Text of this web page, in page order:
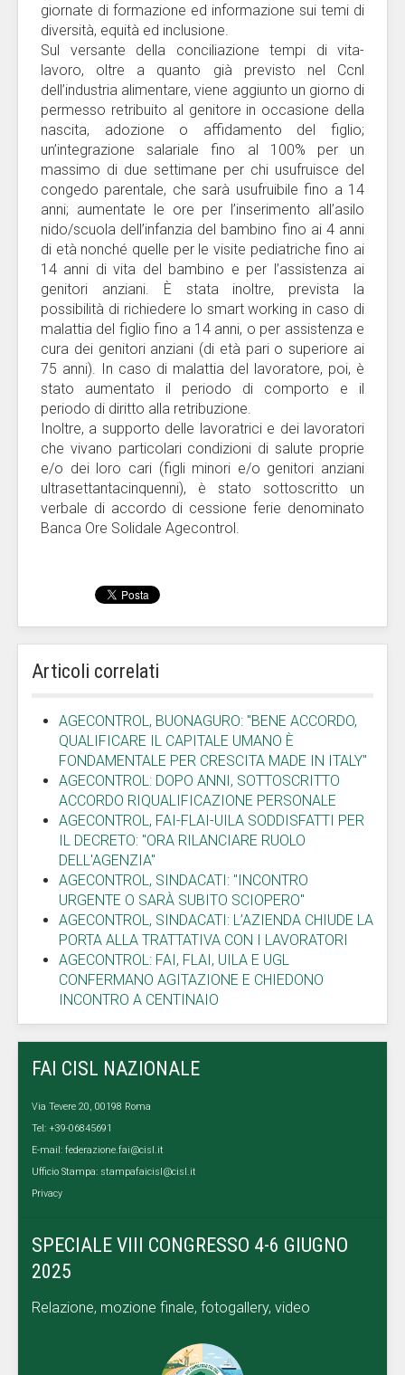
giornate di formazione ed informazione sui temi di
diversità, equità ed inclusione.
Sul versante della conciliazione tempi di vita-
lavoro, oltre a quanto già previsto nel Ccnl
dell’industria alimentare, viene aggiunto un giorno di
permesso retribuito al genitore in occasione della
nascita, adozione o affidamento del figlio;
un’integrazione salariale fino al 100% per un
massimo di due settimane per chi usufruisce del
congedo parentale, che sarà usufruibile fino a 14
anni; aumentate le ore per l’inserimento all’asilo
nido/scuola dell’infanzia del bambino fino ai 4 anni
di età nonché quelle per le visite pediatriche fino ai
14 anni di vita del bambino e per l’assistenza ai
genitori anziani. È stata inoltre, prevista la
possibilità di richiedere lo smart working in caso di
malattia del figlio fino a 14 anni, o per assistenza e
cura dei genitori anziani (di età pari o superiore ai
75 anni). In caso di malattia del lavoratore, poi, è
stato aumentato il periodo di comporto e il
periodo di diritto alla retribuzione.
Inoltre, a supporto delle lavoratrici e dei lavoratori
che vivano particolari condizioni di salute proprie
e/o dei loro cari (figli minori e/o genitori anziani
ultrasettantacinquenni), è stato sottoscritto un
verbale di accordo di cessione ferie denominato
Banca Ore Solidale Agecontrol.
Articoli correlati
AGECONTROL, BUONAGURO: "BENE ACCORDO,
QUALIFICARE IL CAPITALE UMANO È
FONDAMENTALE PER CRESCITA MADE IN ITALY"
AGECONTROL: DOPO ANNI, SOTTOSCRITTO
ACCORDO RIQUALIFICAZIONE PERSONALE
AGECONTROL, FAI-FLAI-UILA SODDISFATTI PER
IL DECRETO: "ORA RILANCIARE RUOLO
DELL'AGENZIA"
AGECONTROL, SINDACATI: "INCONTRO
URGENTE O SARÀ SUBITO SCIOPERO"
AGECONTROL, SINDACATI: L’AZIENDA CHIUDE LA
PORTA ALLA TRATTATIVA CON I LAVORATORI
AGECONTROL: FAI, FLAI, UILA E UGL
CONFERMANO AGITAZIONE E CHIEDONO
INCONTRO A CENTINAIO
FAI CISL NAZIONALE
Via Tevere 20, 00198 Roma
Tel: +39-06845691
E-mail: federazione.fai@cisl.it
Ufficio Stampa: stampafaicisl@cisl.it
Privacy
SPECIALE VIII CONGRESSO 4-6 GIUGNO
2025
Relazione, mozione finale, fotogallery, video